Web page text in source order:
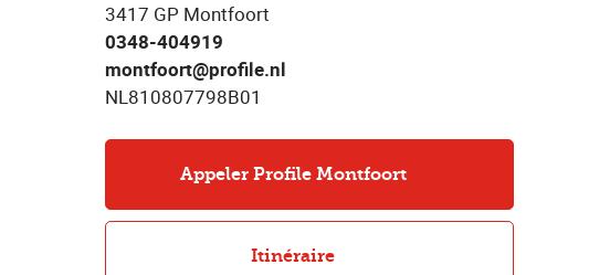
3417 GP Montfoort
0348-404919
montfoort@profile.nl
NL810807798B01
Appeler Profile Montfoort
Itinéraire